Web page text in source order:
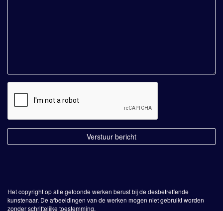
Het copyright op alle getoonde werken berust bij de desbetreffende
kunstenaar. De afbeeldingen van de werken mogen niet gebruikt worden
zonder schriftelijke toestemming.